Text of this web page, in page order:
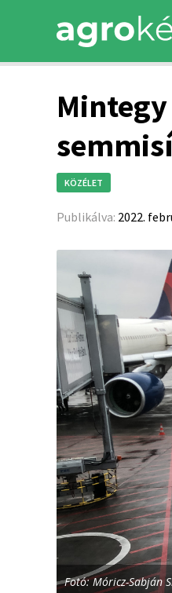
KÖZÉLET
Publikálva: 2022.
Fotó: Móricz-Sabján